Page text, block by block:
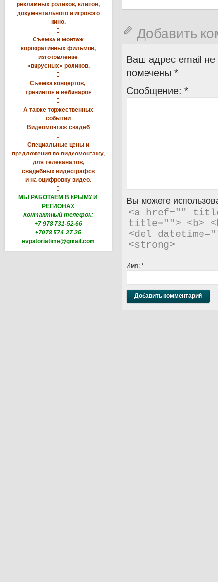
рекламных роликов, клипов,
документального и игрового
кино.

Съемка и монтаж
корпоративных фильмов,
изготовление
«вирусных» роликов.

Съемка концертов,
тренингов и вебинаров

А также торжественных
событий
Видеомонтаж свадеб

Специальные цены и
предложения по видеомонтажу,
для телеканалов,
свадебных видеографов
и на оцифровку видео.

МЫ РАБОТАЕМ В КРЫМУ И
РЕГИОНАХ
Контактный телефон:
+7 978 731-52-66
+7978 574-27-25
evpatoriatime@gmail.com
Добавить
Ваш адрес email не
помечены *
Сообщение: *
Вы можете
<a href=""
title=""> <b>
<del
<strong>
Имя: *